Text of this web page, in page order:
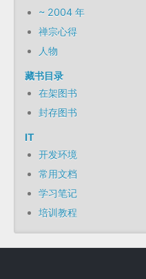
~ 2004 年
禅宗心得
人物
藏书目录
在架图书
封存图书
IT
开发环境
常用文档
学习笔记
培训教程